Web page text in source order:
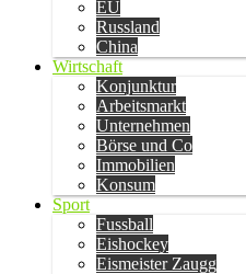
EU
Russland
China
Wirtschaft
Konjunktur
Arbeitsmarkt
Unternehmen
Börse und Co
Immobilien
Konsum
Sport
Fussball
Eishockey
Eismeister Zaugg